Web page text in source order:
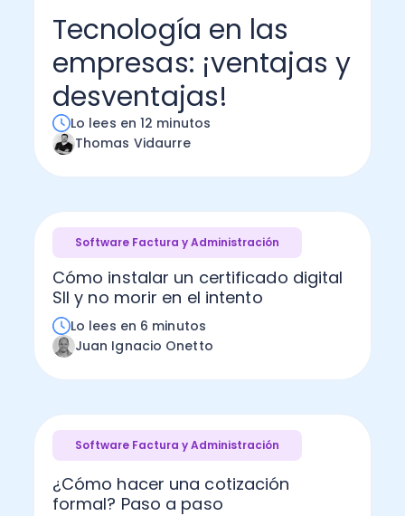
Administración Empresarial
Ver todo
Software Factura y Administración
Ver Todo
Autores
Tecnología en las
empresas: ¡ventajas y
desventajas!
Lo lees en 12 minutos
Thomas Vidaurre
Software Factura y Administración
Cómo instalar un certificado digital
SII y no morir en el intento
Lo lees en 6 minutos
Juan Ignacio Onetto
Software Factura y Administración
¿Cómo hacer una cotización
formal? Paso a paso